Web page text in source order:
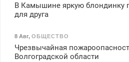
В Камышине яркую блондинку
для друга
8 Авг, ОБЩЕСТВО
Чрезвычайная
Волгоградской области